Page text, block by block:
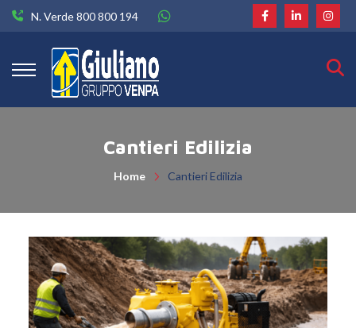
N. Verde 800 800 194
Cantieri Edilizia
Home Cantieri Edilizia